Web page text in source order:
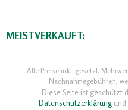
MEISTVERKAUFT:
Alle Preise inkl. gesetzl.
Nachnahmegebühren,
Diese Seite ist geschützt
Datenschutzerklärungund